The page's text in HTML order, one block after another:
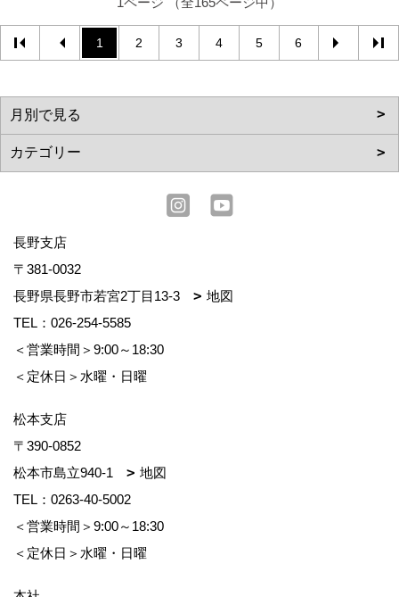
1 2 3 4 5 6
長野支店
〒381-0032
長野県長野市若宮2丁目13-3
地図
TEL： 026-254-5585
＜営業時間＞9:00～18:30
＜定休日＞水曜・日曜
松本支店
〒390-0852
松本市島立940-1
地図
TEL： 0263-40-5002
＜営業時間＞9:00～18:30
＜定休日＞水曜・日曜